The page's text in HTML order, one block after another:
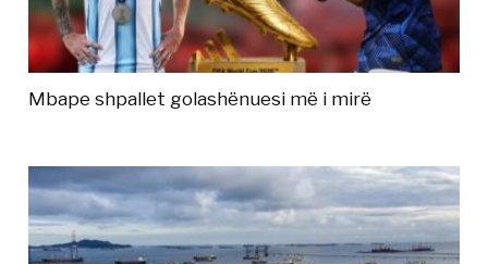
Mbape shpallet golashënuesi më i mirë